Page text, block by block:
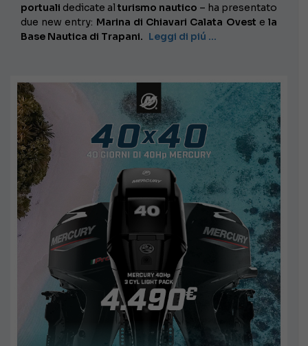
portuali dedicate al turismo nautico – ha presentato
due new entry: Marina di Chiavari Calata Ovest e la
Base Nautica di Trapani. Leggi di piú …